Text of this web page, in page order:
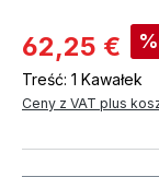
62,25 € %
Treść: 1 Kawałek
Ceny z VAT plus